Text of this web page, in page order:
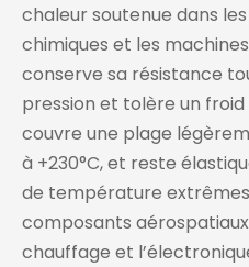
chaleur soutenue dans
chimiques et les
conserve sa résistance
pression et tolère un froid
couvre une plage
à +230°C, et reste
de température
composants
chauffage et